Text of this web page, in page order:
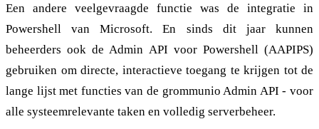
Een andere veelgevraagde functie was de integratie in
Powershell van Microsoft. En sinds dit jaar kunnen
beheerders ook de Admin API voor Powershell (AAPIPS)
gebruiken om directe, interactieve toegang te krijgen tot de
lange lijst met functies van de grommunio Admin API - voor
alle systeemrelevante taken en volledig serverbeheer.